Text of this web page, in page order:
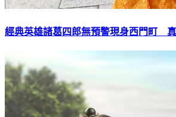
經典英雄諸葛四郎無預警現身西門町